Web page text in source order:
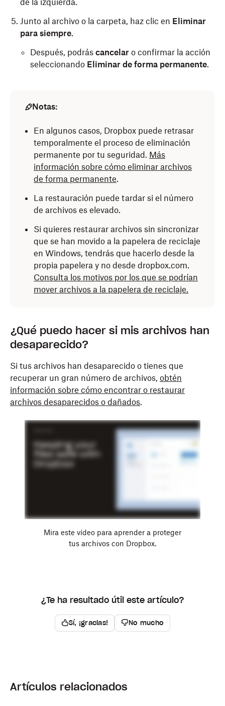
de la izquierda.
Junto al archivo o la carpeta, haz clic en Eliminar
para siempre.
Después, podrás cancelar o confirmar la acción
seleccionando Eliminar de forma permanente.
Notas:
En algunos casos, Dropbox puede retrasar
temporalmente el proceso de eliminación
permanente por tu seguridad. Más
información sobre cómo eliminar archivos
de forma permanente.
La restauración puede tardar si el número
de archivos es elevado.
Si quieres restaurar archivos sin sincronizar
que se han movido a la papelera de reciclaje
en Windows, tendrás que hacerlo desde la
propia papelera y no desde dropbox.com.
Consulta los motivos por los que se podrían
mover archivos a la papelera de reciclaje.
¿Qué puedo hacer si mis archivos han
desaparecido?
Si tus archivos han desaparecido o tienes que
recuperar un gran número de archivos, obtén
información sobre cómo encontrar o restaurar
archivos desaparecidos o dañados.
Mira este vídeo para aprender a proteger
tus archivos con Dropbox.
¿Te ha resultado útil este artículo?
Sí, ¡gracias! No mucho
Artículos relacionados